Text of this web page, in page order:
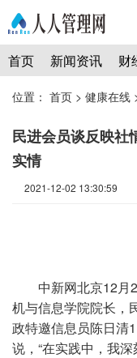
首页 新闻资讯 财
位置： 首页 > 健康在线
民进会员谈反映社
实情
2021-12-02 13:30:59
中新网北京12月
机与信息学院院长，
政特邀信息员陈日清
说，“在实践中，我